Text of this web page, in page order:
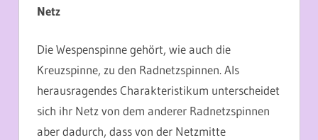
Netz
Die Wespenspinne gehört, wie auch die
Kreuzspinne, zu den Radnetzspinnen. Als
herausragendes Charakteristikum unterscheidet
sich ihr Netz von dem anderer Radnetzspinnen
aber dadurch, dass von der Netzmitte